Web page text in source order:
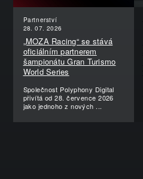
Partnerství
28. 07. 2026
„MOZA Racing“ se stává
oficiálním partnerem
šampionátu Gran Turismo
World Series
Společnost Polyphony Digital
přivítá od 28. července 2026
jako jednoho z nových ...